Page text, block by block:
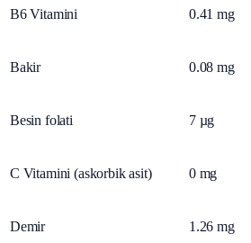
B6 Vitamini 0.41 mg
Bakir 0.08 mg
Besin folati 7 µg
C Vitamini (askorbik asit) 0 mg
Demir 1.26 mg